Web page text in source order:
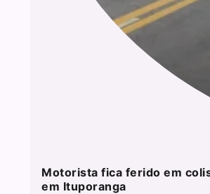
Motorista fica ferido em
em Ituporanga